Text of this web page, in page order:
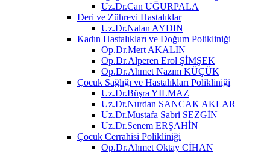
Uz.Dr.Can UĞURPALA
Deri ve Zührevi Hastalıklar
Uz.Dr.Nalan AYDIN
Kadın Hastalıkları ve Doğum Polikliniği
Op.Dr.Mert AKALIN
Op.Dr.Alperen Erol ŞİMŞEK
Op.Dr.Ahmet Nazım KÜÇÜK
Çocuk Sağlığı ve Hastalıkları Polikliniği
Uz.Dr.Büşra YILMAZ
Uz.Dr.Nurdan SANCAK AKLAR
Uz.Dr.Mustafa Sabri SEZGİN
Uz.Dr.Senem ERŞAHİN
Çocuk Cerrahisi Polikliniği
Op.Dr.Ahmet Oktay CİHAN